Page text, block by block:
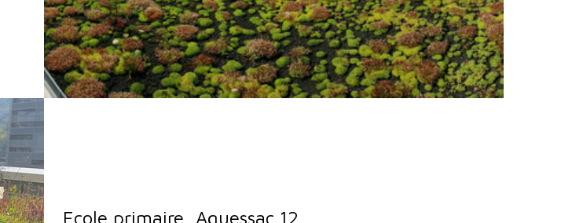
Ecole primaire, Aguessac 12